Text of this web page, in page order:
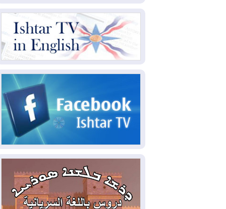
2026-08-06ائتلاف ادارة الدولة: من
يقومون بسلوك يهدد امن البلاد خارجون عن
القانون يجب محاربتهم
2026-08-06بعد هجومين قرب باب المندب..
الأحمر
2026-08-06مئات القاصرين بلا مأوى.. أزمة
سبتة تتصاعد وتضغط على مدريد
لمدة عام.. بدء توريد 100
مليون قدم مكعب يومياً من غاز كورمور في
إقليم كوردستان إلى وزارة الكهرباء العراقية
2026-08-05
15كارثة بيئية ومناخية ترسم
ملامح أخطر التحديات التي تواجه العراق
اليوم